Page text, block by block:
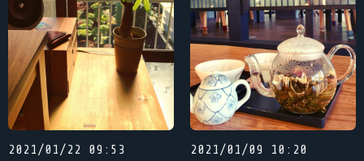
2021/01/22 09:53 2021/01/09 10:20